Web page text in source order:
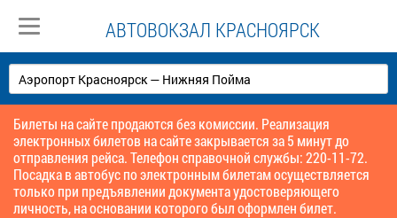
АВТОВОКЗАЛ КРАСНОЯРСК
Билеты на сайте продаются без комиссии. Реализация
электронных билетов на сайте закрывается за 5 минут до
отправления рейса. Телефон справочной службы: 220-11-72.
Посадка в автобус по электронным билетам осуществляется
только при предъявлении документа удостоверяющего
личность, на основании которого был оформлен билет.